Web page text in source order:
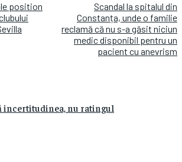
position
Scandal la spitalul din
Constanța, unde o familie
reclamă că nu s-a găsit niciun
medic disponibil pentru un
pacient cu anevrism
incertitudinea, nu ratingul